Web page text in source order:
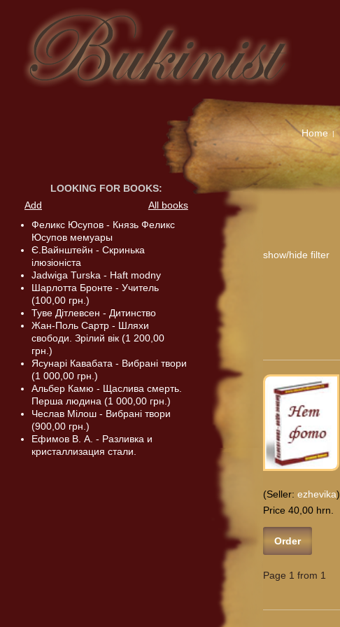
Home
show/hide filter
(Seller:ezhevika)
Price 40,00 hrn.
Order
Page 1 from 1
LOOKING FOR BOOKS:
Add
All books
Феликс Юсупов - Князь Феликс
Юсупов мемуары
Є.Вайнштейн - Скринька
ілюзіоніста
Jadwiga Turska - Haft modny
Шарлотта Бронте - Учитель
(100,00 грн.)
Туве Дітлевсен - Дитинство
Жан-Поль Сартр - Шляхи
свободи. Зрілий вік (1 200,00
грн.)
Ясунарі Кавабата - Вибрані твори
(1 000,00 грн.)
Альбер Камю - Щаслива смерть.
Перша людина (1 000,00 грн.)
Чеслав Мілош - Вибрані твори
(900,00 грн.)
Ефимов В. А. - Разливка и
кристаллизация стали.